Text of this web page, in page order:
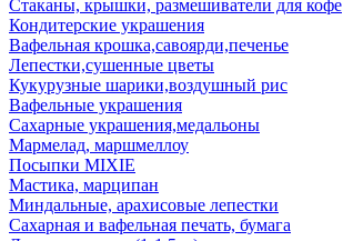
Стаканы, крышки, размешиватели для кофе
Кондитерские украшения
Вафельная крошка,савоярди,печенье
Лепестки,сушенные цветы
Кукурузные шарики,воздушный рис
Вафельные украшения
Сахарные украшения,медальоны
Мармелад, маршмеллоу
Посыпки MIXIE
Мастика, марципан
Миндальные, арахисовые лепестки
Сахарная и вафельная печать, бумага